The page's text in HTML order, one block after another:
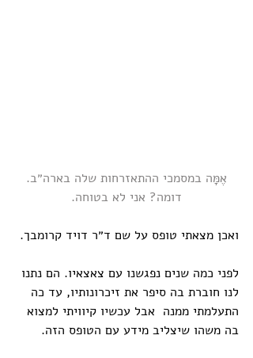
אֶמׇּה במסמכי ההתאזרחות שלה בארה״ב.
דומה? אני לא בטוחה.
ואכן מצאתי טופס על שם ד״ר דויד קרומבך.
לפני כמה שנים נפגשנו עם צאצאיו. הם נתנו
לנו חוברת בה סיפר את זיכרונותיו, עד כה
התעלמתי ממנה  אבל עכשיו קיוויתי למצוא
בה משהו שיצליב מידע עם הטופס הזה.